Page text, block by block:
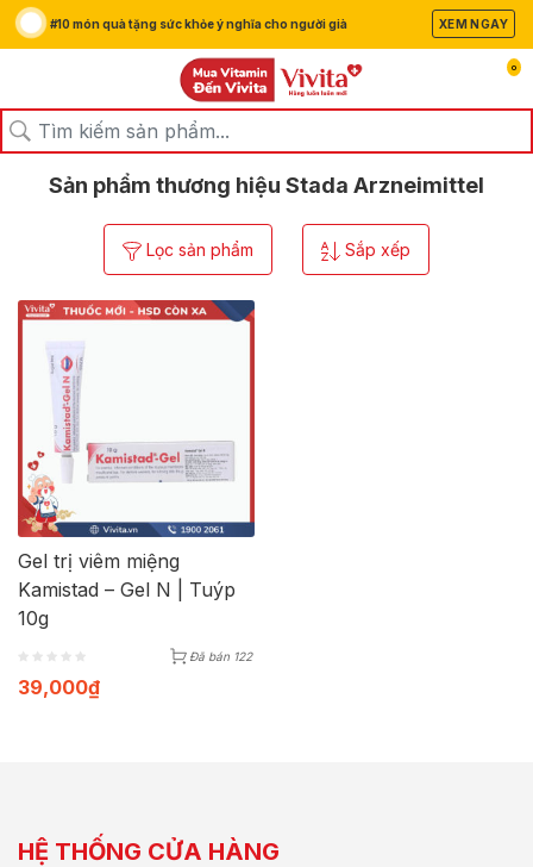
#10 món quà tặng sức khỏe ý nghĩa cho người già XEM NGAY
0
Trang chủ/Thương hiệu/
Sản phẩm thương hiệu Stada Arzneimittel
Lọc sản phẩm Sắp xếp
Gel trị viêm miệng
Kamistad – Gel N | Tuýp
10g
Đã bán 122
39,000₫
HỆ THỐNG CỬA HÀNG